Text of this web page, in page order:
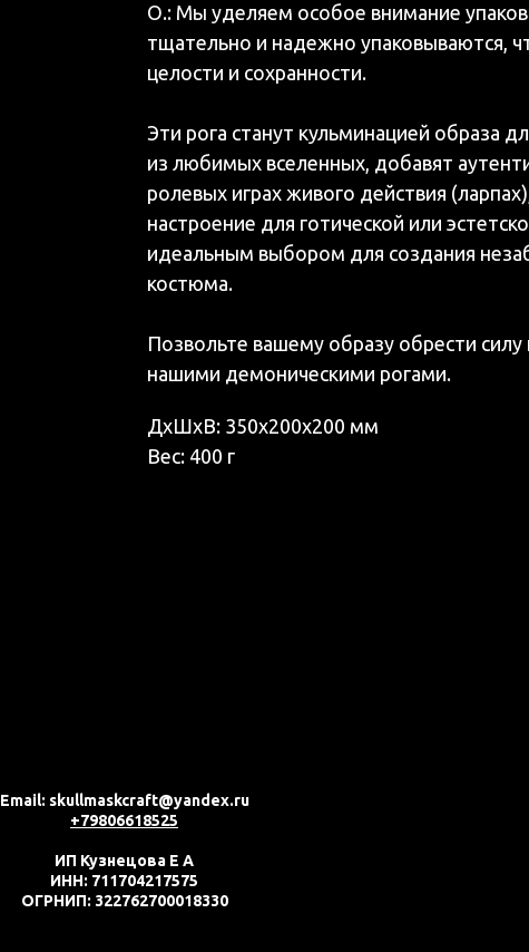
О.: Мы уделяем особое внимание
тщательно и надежно упаковываются,
целости и сохранности.
Эти рога станут кульминацией образа
из любимых вселенных, добавят
ролевых играх живого действия
настроение для готической или
идеальным выбором для создания
костюма.
Позвольте вашему образу обрести силу
нашими демоническими рогами.
ДxШxВ: 350x200x200 мм
Вес: 400 г
Email: skullmaskcraft@yandex.ru
+79806618525
ИП Кузнецова Е А
ИНН: 711704217575
ОГРНИП: 322762700018330